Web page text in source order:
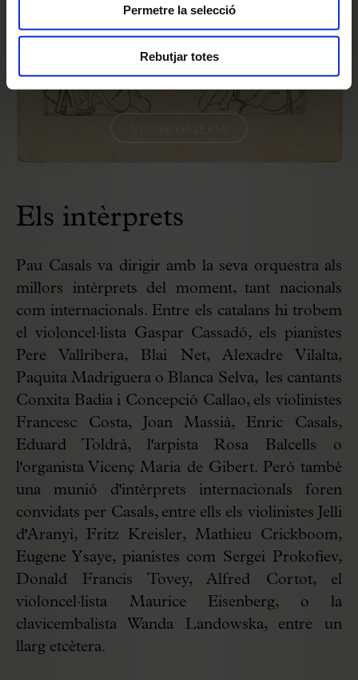
Permetre la selecció
Rebutjar totes
Els intèrprets
Pau Casals va dirigir amb la seva orquestra als
millors intèrprets del moment, tant nacionals
com internacionals. Entre els catalans hi trobem
el violoncel·lista Gaspar Cassadó, els pianistes
Pere Vallribera, Blai Net, Alexadre Vilalta,
Paquita Madriguera o Blanca Selva, les cantants
Conxita Badia i Concepció Callao, els violinistes
Francesc Costa, Joan Massià, Enric Casals,
Eduard Toldrà, l'arpista Rosa Balcells o
l'organista Vicenç Maria de Gibert. Però també
una munió d'intèrprets internacionals foren
convidats per Casals, entre ells els violinistes Jelli
d'Aranyi, Fritz Kreisler, Mathieu Crickboom,
Eugene Ysaye, pianistes com Sergei Prokofiev,
Donald Francis Tovey, Alfred Cortot, el
violoncel·lista Maurice Eisenberg, o la
clavicembalista Wanda Landowska, entre un
llarg etcètera.